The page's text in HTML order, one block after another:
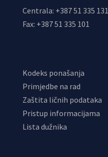
Centrala: +387 51 335 131
Fax: +387 51 335 101
Kodeks ponašanja
Primjedbe na rad
Zaštita ličnih podataka
Pristup informacijama
Lista dužnika